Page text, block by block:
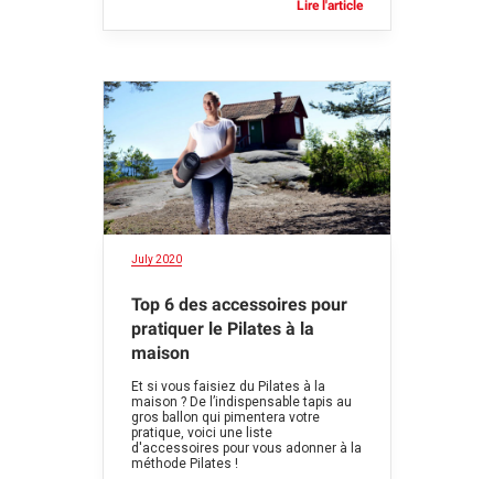
Lire l'article
July 2020
Top 6 des accessoires pour
pratiquer le Pilates à la
maison
Et si vous faisiez du Pilates à la
maison ? De l’indispensable tapis au
gros ballon qui pimentera votre
pratique, voici une liste
d'accessoires pour vous adonner à la
méthode Pilates !